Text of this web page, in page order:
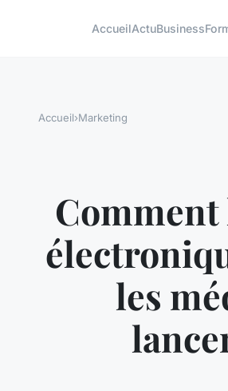
AccueilActuBusiness
Accueil›Marketing
les